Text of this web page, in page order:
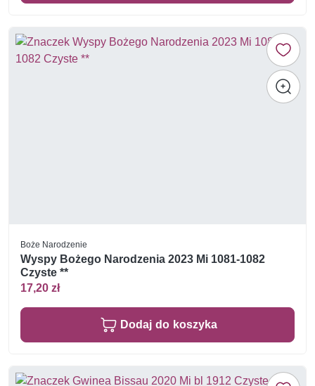
Boże Narodzenie
Wyspy Bożego Narodzenia 2023 Mi 1081-1082
Czyste **
17,20 zł
Dodaj do koszyka